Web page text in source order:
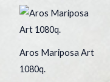
Aros Mariposa Art
1080q.